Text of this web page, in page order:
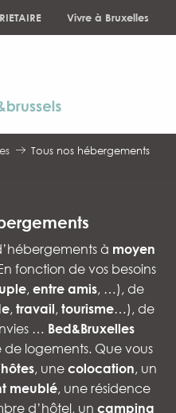
Vivre à Bruxelles
Tous nos hébergements
à moyen
fonction de vos besoins
, entre amis, …), de
, travail, tourisme…), de
… Bed&Bruxelles
logements. Que vous
, une colocation, un
meublé, une résidence
d’hôtel, un camping